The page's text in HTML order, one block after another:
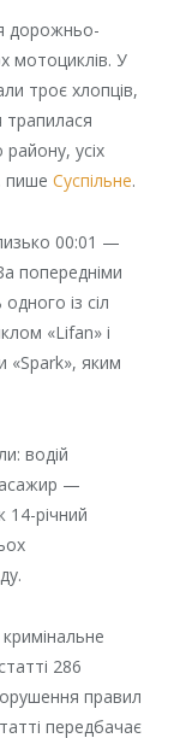
дорожньо-
мотоциклів. У
троє хлопців,
трапилася
усіх
пише Суспільне.
00:01 —
попередніми
із сіл
«Lifan» і
«Spark», яким
водій
—
річний
кримінальне
286
правил
передбачає